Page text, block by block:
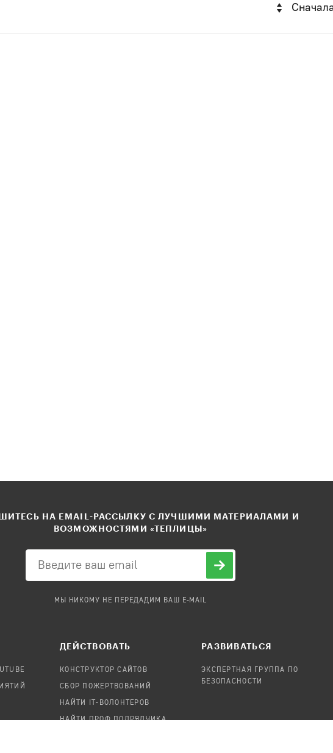
НА EMAIL-РАССЫЛКУ С ЛУЧШИМИ МАТЕРИАЛАМИ И
ВОЗМОЖНОСТЯМИ «ТЕПЛИЦЫ»
МЫ НИКОМУ НЕ ПЕРЕДАДИМ ВАШ E-MAIL
ДЕЙСТВОВАТЬ
КОНСТРУКТОР САЙТОВ
СБОР ПОЖЕРТВОВАНИЙ
НАЙТИ IT-ВОЛОНТЕРОВ
НАЙТИ ПРОФ.ПОДРЯДЧИКА
РАЗВИВАТЬСЯ
ЭКСПЕРТНАЯ ГРУППА ПО
БЕЗОПАСНОСТИ